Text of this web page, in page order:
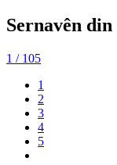
Sernavên din
1 / 105
1
2
3
4
5